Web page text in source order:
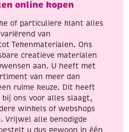
online kopen
of particuliere klant alles
van
Tekenmaterialen. Ons
creatieve materialen
aan. U heeft met
van meer dan
ruime keuze. Dit heeft
ons voor alles slaagt,
winkels of webshops
Vrijwel alle benodigde
u dus gewoon in één